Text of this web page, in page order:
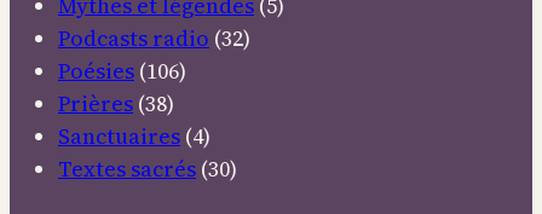
Podcasts radio (32)
Poésies (106)
Prières (38)
Sanctuaires (4)
Textes sacrés (30)